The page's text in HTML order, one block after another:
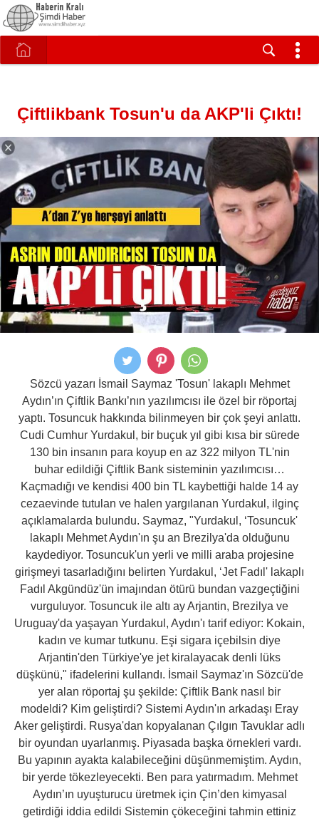
Çiftlikbank Tosun'u da AKP'li Çıktı!
Sözcü yazarı İsmail Saymaz 'Tosun' lakaplı Mehmet
Aydın’ın Çiftlik Bankı’nın yazılımcısı ile özel bir röportaj
yaptı. Tosuncuk hakkında bilinmeyen bir çok şeyi anlattı.
Cudi Cumhur Yurdakul, bir buçuk yıl gibi kısa bir sürede
130 bin insanın para koyup en az 322 milyon TL'nin
buhar edildiği Çiftlik Bank sisteminin yazılımcısı…
Kaçmadığı ve kendisi 400 bin TL kaybettiği halde 14 ay
cezaevinde tutulan ve halen yargılanan Yurdakul, ilginç
açıklamalarda bulundu. Saymaz, "Yurdakul, ‘Tosuncuk'
lakaplı Mehmet Aydın'ın şu an Brezilya'da olduğunu
kaydediyor. Tosuncuk'un yerli ve milli araba projesine
girişmeyi tasarladığını belirten Yurdakul, ‘Jet Fadıl' lakaplı
Fadıl Akgündüz'ün imajından ötürü bundan vazgeçtiğini
vurguluyor. Tosuncuk ile altı ay Arjantin, Brezilya ve
Uruguay'da yaşayan Yurdakul, Aydın'ı tarif ediyor: Kokain,
kadın ve kumar tutkunu. Eşi sigara içebilsin diye
Arjantin'den Türkiye'ye jet kiralayacak denli lüks
düşkünü," ifadelerini kullandı. İsmail Saymaz'ın Sözcü'de
yer alan röportaj şu şekilde: Çiftlik Bank nasıl bir
modeldi? Kim geliştirdi? Sistemi Aydın'ın arkadaşı Eray
Aker geliştirdi. Rusya'dan kopyalanan Çılgın Tavuklar adlı
bir oyundan uyarlanmış. Piyasada başka örnekleri vardı.
Bu yapının ayakta kalabileceğini düşünmemiştim. Aydın,
bir yerde tökezleyecekti. Ben para yatırmadım. Mehmet
Aydın’ın uyuşturucu üretmek için Çin’den kimyasal
getirdiği iddia edildi Sistemin çökeceğini tahmin ettiniz